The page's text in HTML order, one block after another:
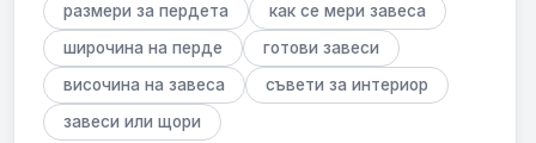
размери за пердета
как се мери завеса
широчина на перде
готови завеси
височина на завеса
съвети за интериор
завеси или щори